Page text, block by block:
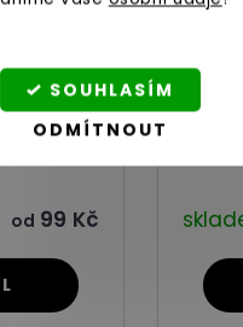
ODMÍTNOUT
SOUHLASÍM
od 99 Kč